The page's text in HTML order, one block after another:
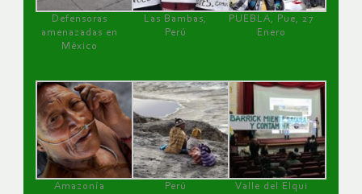
Defensoras
amenazadas en
México
Las Bambas,
Perú
PUEBLA, Pue, 27
Enero
Amazonía
Perú
Valle del Elqui